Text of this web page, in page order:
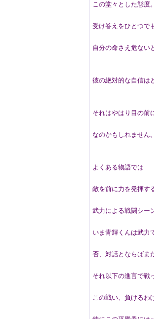
この堂々とした態度。
受け答えをひとつで
自分の命さえ危ない
彼の絶対的な自信は
それはやはり目の前
なのかもしれません。
よくある物語では
敵を前に力を発揮す
武力による戦闘シー
いま青輝くんは武力
否、対話とならばま
それ以下の進言で戦
この戦い、負けるわ